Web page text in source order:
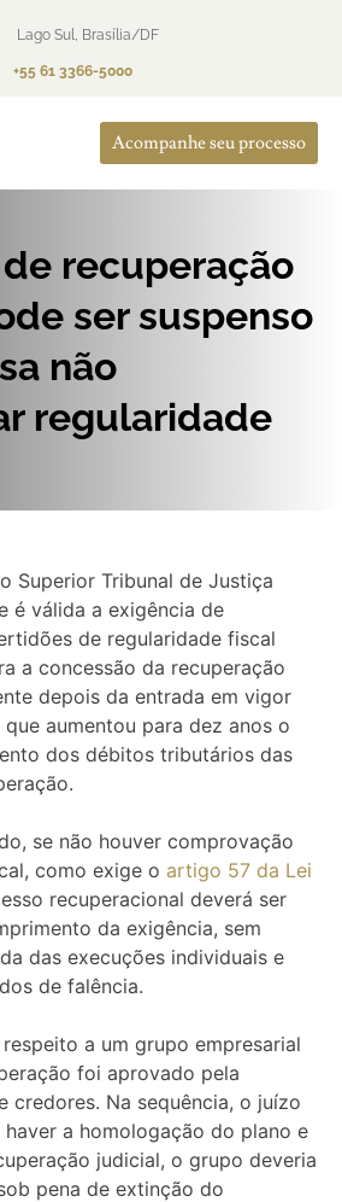
Lago Sul, Brasília/DF
+55 61 3366-5000
Acompanhe seu processo
recuperação
ser suspenso
não
regularidade
Superior Tribunal de Justiça
é válida a exigência de
de regularidade fiscal
a concessão da recuperação
depois da entrada em vigor
que aumentou para dez anos o
dos débitos tributários das
se não houver comprovação
como exige o artigo 57 da Lei
recuperacional deverá ser
da exigência, sem
das execuções individuais e
de falência.
a um grupo empresarial
foi aprovado pela
credores. Na sequência, o juízo
a homologação do plano e
judicial, o grupo deveria
pena de extinção do